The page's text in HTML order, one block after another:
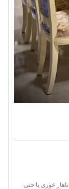
خوری یا حتی